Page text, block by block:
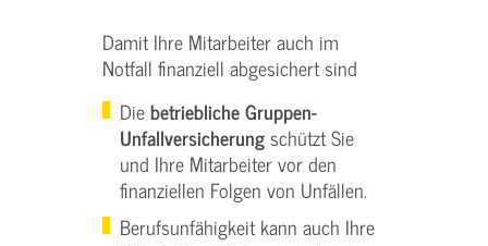
Damit Ihre Mitarbeiter auch im
Notfall finanziell abgesichert sind
Diebetriebliche Gruppen-
Unfallversicherung schützt Sie
und Ihre Mitarbeiter vor den
finanziellen Folgen von Unfällen.
Berufsunfähigkeit kann auch Ihre